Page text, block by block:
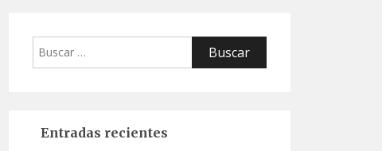
Buscar:
Entradas recientes